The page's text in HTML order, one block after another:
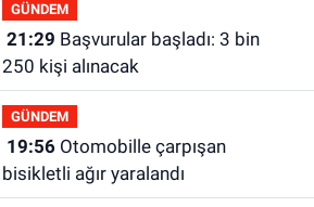
GÜNDEM
21:29
250 kişi alınacak
GÜNDEM
19:56Otomobille çarpışan
bisikletli ağır yaralandı